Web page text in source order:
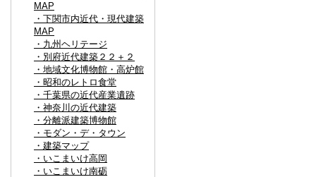
MAP
・下関市内近代・現代建築
MAP
・九州ヘリテージ
・別府近代建築２２＋２
・地域文化博物館・高炉館
・昭和のレトロ食堂
・千葉県の近代産業遺跡
・神奈川の近代建築
・分離派建築博物館
・モダン・デ・タウン
・建築マップ
・いこまいけ高岡
・いこまいけ南砺